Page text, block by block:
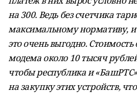
на 300. Ведь без счетчика
максимальному нормативу,
это очень выгодно. Стоимость
модема около 10 тысяч
чтобы республика и
на закупку этих устройств,